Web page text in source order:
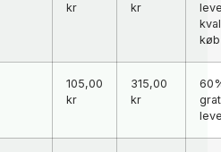
kr
kr
køb
105,00
kr
315,00
kr